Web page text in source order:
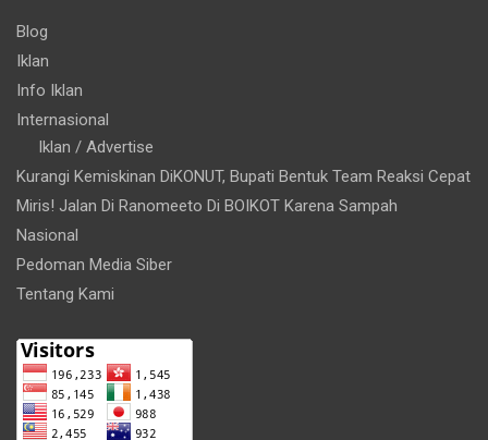
Blog
Iklan
Info Iklan
Internasional
Iklan / Advertise
Kurangi Kemiskinan DiKONUT, Bupati Bentuk Team Reaksi Cepat
Miris! Jalan Di Ranomeeto Di BOIKOT Karena Sampah
Nasional
Pedoman Media Siber
Tentang Kami